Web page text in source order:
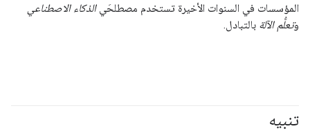
المؤسسات في السنوات الأخيرة تستخدم مصطلحَيالذكاء الاصطناعي
وتعلُّم الآلة بالتبادل.
تنبيه